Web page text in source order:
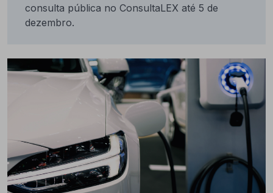
consulta pública no ConsultaLEX até 5 de
dezembro.